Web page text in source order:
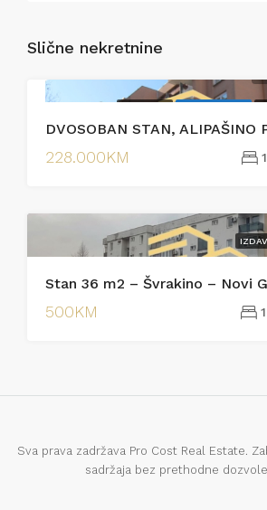
Slične nekretnine
228.000KM 1
500KM 1
Sva prava zadržava Pro Cost Real Estate.
sadržaja bez prethodne